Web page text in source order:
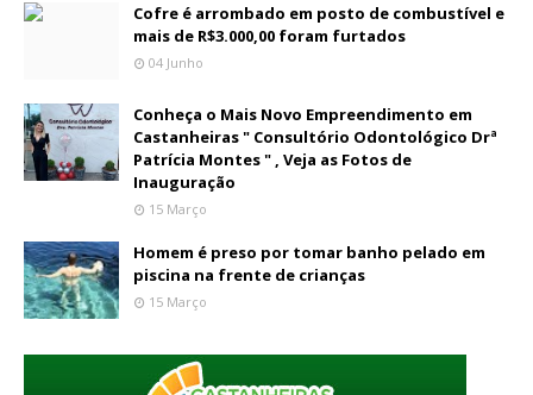
Cofre é arrombado em posto de combustível e
mais de R$3.000,00 foram furtados
04 Junho
Conheça o Mais Novo Empreendimento em
Castanheiras " Consultório Odontológico Drª
Patrícia Montes " , Veja as Fotos de
Inauguração
15 Março
Homem é preso por tomar banho pelado em
piscina na frente de crianças
15 Março